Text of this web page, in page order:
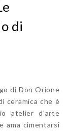
di
di Don Orione
ceramica che è
atelier d’arte
ama cimentarsi